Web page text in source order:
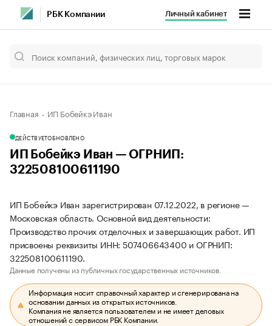
РБК Компании Личный кабинет
Главная ИП Бобейкэ Иван
ДЕЙСТВУЕТОБНОВЛЕНО
ИП Бобейкэ Иван — ОГРНИП:
322508100611190
ИП Бобейкэ Иван зарегистрирован 07.12.2022, в регионе —
Московская область. Основной вид деятельности:
Производство прочих отделочных и завершающих работ. ИП
присвоены реквизиты ИНН: 507406643400 и ОГРНИП:
322508100611190.
Данные получены из публичных государственных источников.
Информация носит справочный характер и сгенерирована на
основании данных из открытых источников.
Компания не является пользователем и не имеет деловых
отношений с сервисом РБК Компании.